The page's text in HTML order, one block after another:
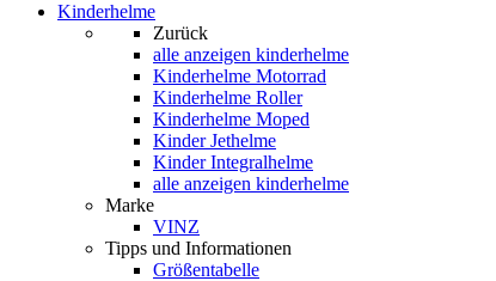
Kinderhelme
Zurück
alle anzeigen kinderhelme
Kinderhelme Motorrad
Kinderhelme Roller
Kinderhelme Moped
Kinder Jethelme
Kinder Integralhelme
alle anzeigen kinderhelme
Marke
VINZ
Tipps und Informationen
Größentabelle